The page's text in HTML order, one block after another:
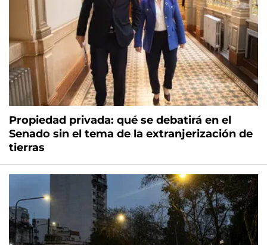
Propiedad privada: qué se debatirá en el
Senado sin el tema de la extranjerización de
tierras